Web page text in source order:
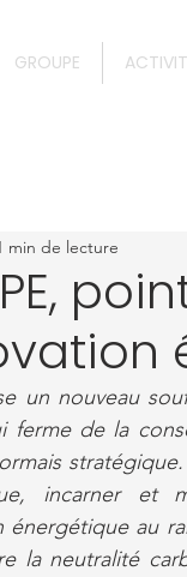
GROUPE
min de lecture
un nouveau
ferme de la
incarner et
énergétique au
la neutralité